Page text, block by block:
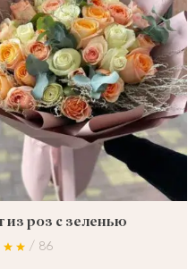
из роз с зеленью
/ 86